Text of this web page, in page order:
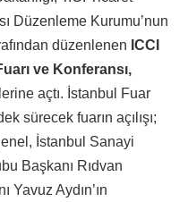
Düzenleme Kurumu’nun
düzenlenen ICCI
ve Konferansı,
açtı. İstanbul Fuar
sürecek fuarın açılışı;
İstanbul Sanayi
Başkanı Rıdvan
Yavuz Aydın’ın